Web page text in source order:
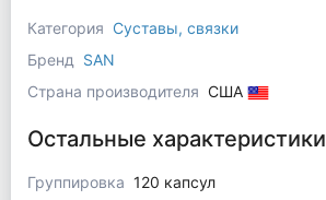
Категория Суставы, связки
Бренд
SAN
Страна производителя США
Остальные характеристики
Группировка 120 капсул